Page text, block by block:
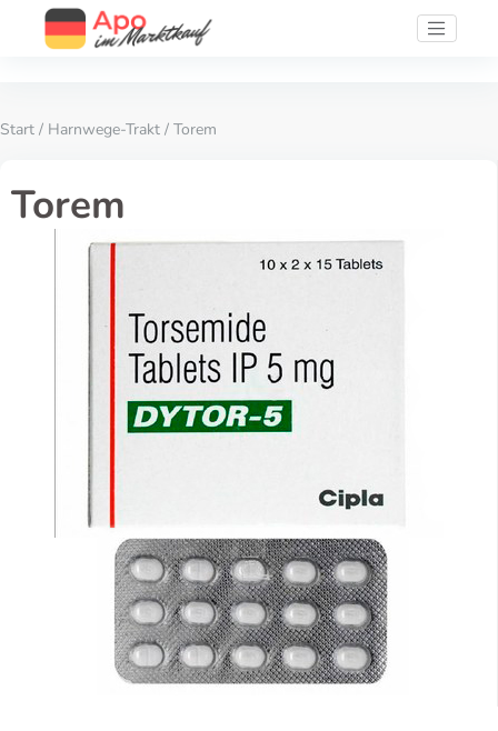
Start / Harnwege-Trakt / Torem
Torem